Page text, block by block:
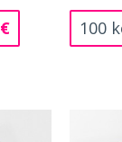
€ 100